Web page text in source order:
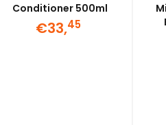
Conditioner 500ml
€33,45